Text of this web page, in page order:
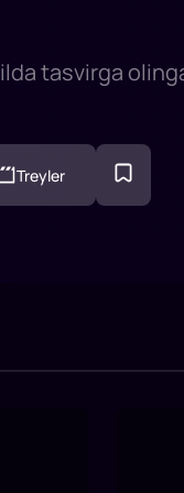
tasvirga
Treyler